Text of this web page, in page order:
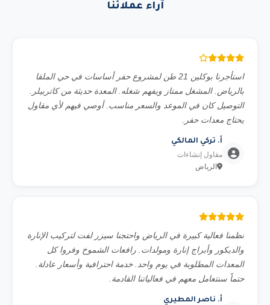
شيول، قلاب، بلدوزر، جريدر، دكاك، مولدات كهرباء، كمبروسر،
آراء عملائنا
استأجرنا بوكلين 21 طن لمشروع حفر أساسات في حي الملقا
بالرياض. المشغل ممتاز ويفهم شغله. المعدة حديثة من كاتربيلر.
التوصيل كان في الموعد والسعر مناسب. أوصي فيهم لأي مقاول
يحتاج معدات حفر.
أ. تركي المالكي
مقاول إنشاءات
الرياض
نظمنا فعالية كبيرة في الرياض واحتجنا سيزر لفت لتركيب الإنارة
والديكور وأبراج إنارة ومولدات. رافعات الشموخ وفروا كل
المعدات المطلوبة في يوم واحد. خدمة احترافية وأسعار عادلة.
حتماً سنتعامل معهم في فعالياتنا القادمة.
أ. ناصر المطيري